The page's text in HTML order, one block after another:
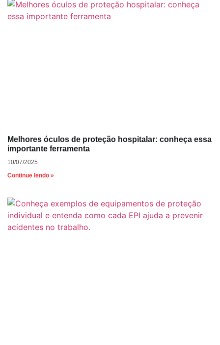
Melhores óculos de proteção hospitalar: conheça essa
importante ferramenta
10/07/2025
Continue lendo »